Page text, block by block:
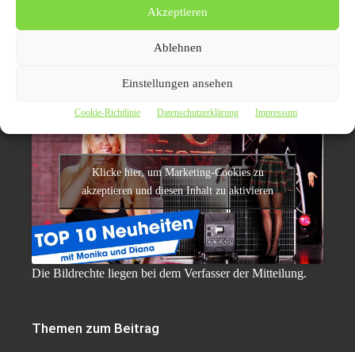
Akzeptieren
Ablehnen
Einstellungen ansehen
Cookie-Richtlinie Datenschutzerklärung Impressum
07631-360-480
Klicke hier, um Marketing-Cookies zu
akzeptieren und diesen Inhalt zu aktivieren
Die Bildrechte liegen bei dem Verfasser der Mitteilung.
Themen zum Beitrag